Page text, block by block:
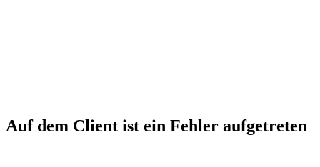
Auf dem Client ist ein Fehler aufgetreten